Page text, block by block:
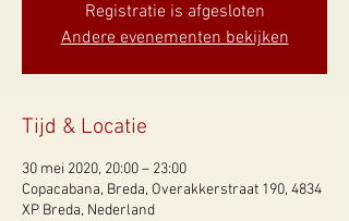
Registratie is afgesloten
Andere evenementen bekijken
Tijd & Locatie
30 mei 2020, 20:00 – 23:00
Copacabana, Breda, Overakkerstraat 190, 4834
XP Breda, Nederland